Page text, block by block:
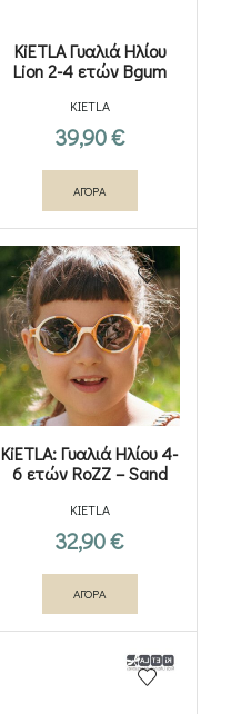
KiETLA Γυαλιά Ηλίου
Lion 2-4 ετών Bgum
KIETLA
39,90€
ΑΓΟΡΑ
KiETLA: Γυαλιά Ηλίου 4-
6 ετών RoZZ – Sand
KIETLA
32,90€
ΑΓΟΡΑ